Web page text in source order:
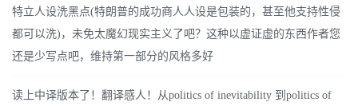
特立人设洗黑点(特朗普的成功商人人设是包装的，甚至他支持性侵
都可以洗)，未免太魔幻现实主义了吧？这种以虚证虚的东西作者您
还是少写点吧，维持第一部分的风格多好
读上中译版本了！翻译感人！从politics of inevitability 到politics of